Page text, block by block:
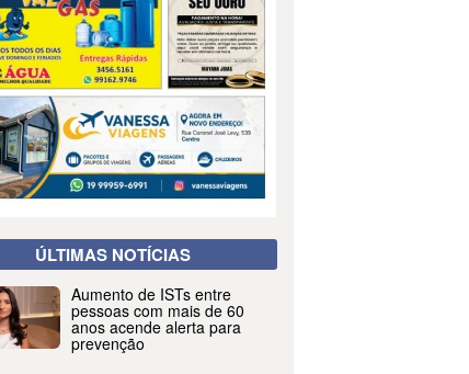
ÚLTIMAS NOTÍCIAS
Aumento de ISTs entre
pessoas com mais de 60
anos acende alerta para
prevenção